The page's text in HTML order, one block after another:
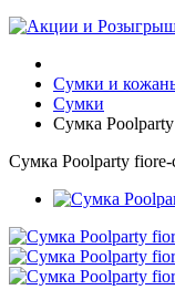
Сумки и
Сумки
Сумка
Сумка Poolparty fiore-